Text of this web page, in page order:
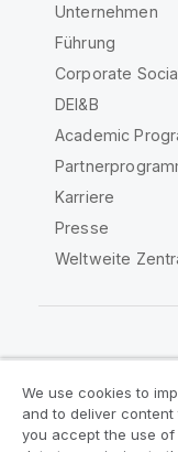
Unternehmen
Führung
Corporate
DEI&B
Academic
Karriere
Presse
Weltweite
Rechtliche
We use cookies to
and to deliver content
you accept the use